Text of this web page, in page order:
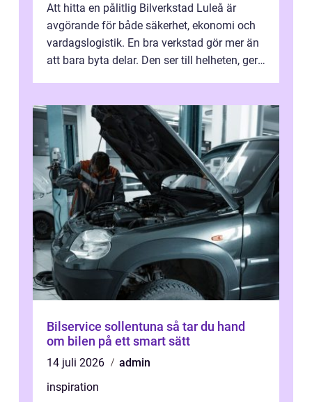
Att hitta en pålitlig Bilverkstad Luleå är
avgörande för både säkerhet, ekonomi och
vardagslogistik. En bra verkstad gör mer än
att bara byta delar. Den ser till helheten, ger
Bilservice sollentuna så tar du hand
om bilen på ett smart sätt
14 juli 2026
admin
inspiration